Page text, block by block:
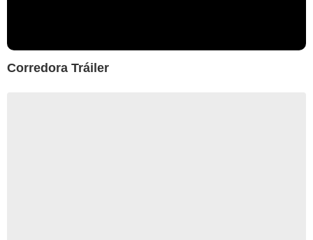
Corredora Tráiler